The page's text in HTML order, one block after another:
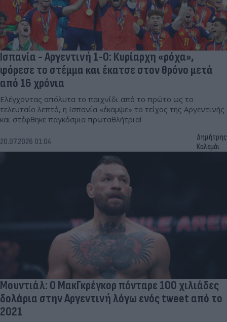
Ισπανία - Αργεντινή 1-0: Κυρίαρχη «ρόχα»,
φόρεσε το στέμμα και έκατσε στον θρόνο μετά
από 16 χρόνια
Ελέγχοντας απόλυτα το παιχνίδι από το πρώτο ως το
τελευταίο λεπτό, η Ισπανία «έκαμψε» το τείχος της Αργεντινής
και στέφθηκε παγκόσμια πρωταθλήτρια!
20.07.2026 01:04
Δημήτρης
Καλεμάι
Μουντιάλ: Ο ΜακΓκρέγκορ πόνταρε 100 χιλιάδες
δολάρια στην Αργεντινή λόγω ενός tweet από το
2021